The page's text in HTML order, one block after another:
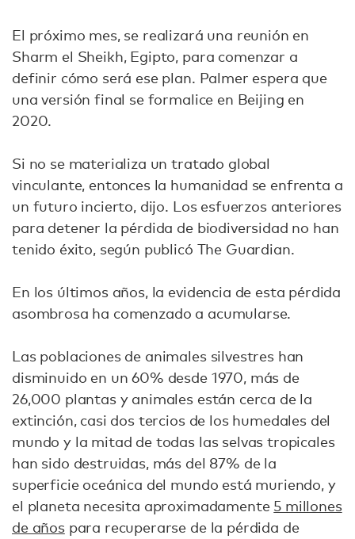
El próximo mes, se realizará una reunión en
Sharm el Sheikh, Egipto, para comenzar a
definir cómo será ese plan. Palmer espera que
una versión final se formalice en Beijing en
2020.
Si no se materializa un tratado global
vinculante, entonces la humanidad se enfrenta a
un futuro incierto, dijo. Los esfuerzos anteriores
para detener la pérdida de biodiversidad no han
tenido éxito, según publicó The Guardian.
En los últimos años, la evidencia de esta pérdida
asombrosa ha comenzado a acumularse.
Las poblaciones de animales silvestres han
disminuido en un 60% desde 1970, más de
26,000 plantas y animales están cerca de la
extinción, casi dos tercios de los humedales del
mundo y la mitad de todas las selvas tropicales
han sido destruidas, más del 87% de la
superficie oceánica del mundo está muriendo, y
el planeta necesita aproximadamente 5 millones
de añospara recuperarse de la pérdida de